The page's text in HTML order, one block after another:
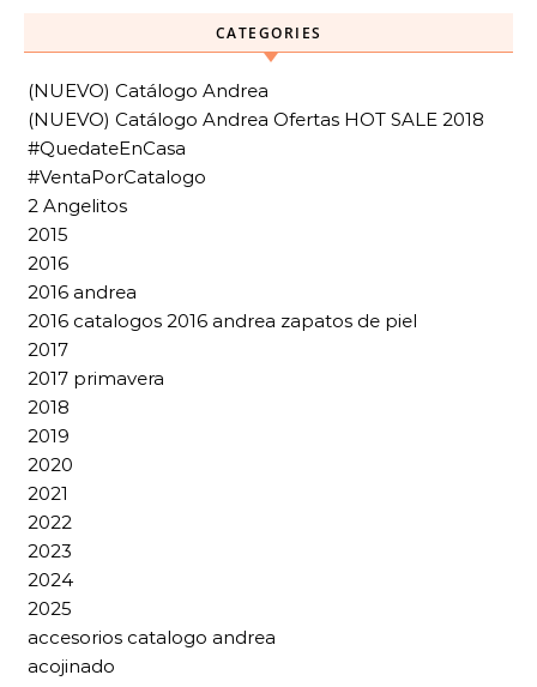
CATEGORIES
(NUEVO) Catálogo Andrea
(NUEVO) Catálogo Andrea Ofertas HOT SALE 2018
#QuedateEnCasa
#VentaPorCatalogo
2 Angelitos
2015
2016
2016 andrea
2016 catalogos 2016 andrea zapatos de piel
2017
2017 primavera
2018
2019
2020
2021
2022
2023
2024
2025
accesorios catalogo andrea
acojinado